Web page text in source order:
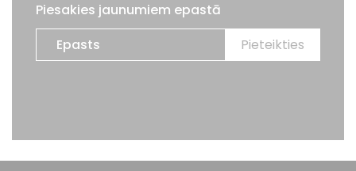
Piesakies jaunumiem epastā